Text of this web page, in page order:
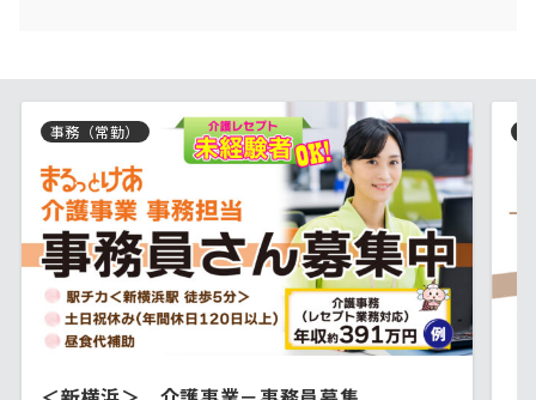
事務（常勤）